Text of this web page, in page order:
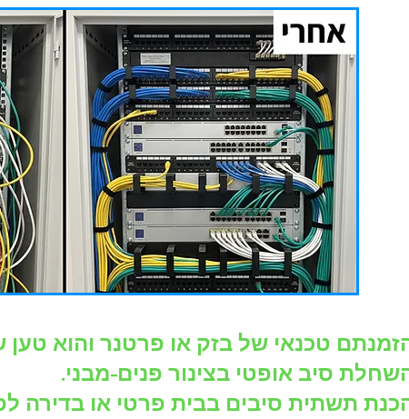
טכנאי של בזק או פרטנר והוא טען
סיב אופטי בצינור פנים-מבני.
תשתית סיבים בבית פרטי או בדירה